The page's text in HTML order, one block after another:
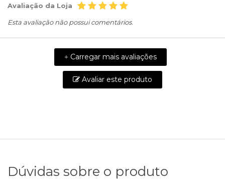
Avaliação da Loja
Esta avaliação não possui comentários.
+Carregar mais avaliações
Avaliar este produto
Dúvidas sobre o produto